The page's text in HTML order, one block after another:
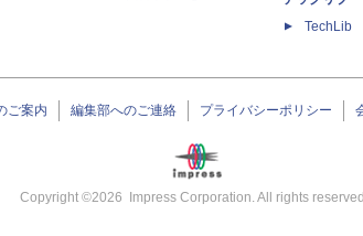
TechLib
ご案内 編集部へのご連絡 プライバシーポリシー
Copyright ©2026 Impress Corporation. All rights